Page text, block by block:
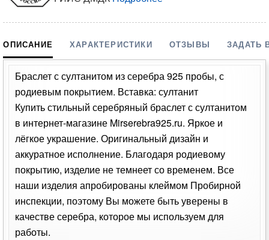
ОПИСАНИЕ ХАРАКТЕРИСТИКИ ОТЗЫВЫ ЗАДАТЬ
Браслет с султанитом из серебра 925 пробы, с
родиевым покрытием. Вставка: султанит
Купить стильный серебряный браслет с султанитом
в интернет-магазине Mirserebra925.ru. Яркое и
лёгкое украшение. Оригинальный дизайн и
аккуратное исполнение. Благодаря родиевому
покрытию, изделие не темнеет со временем. Все
наши изделия апробированы клеймом Пробирной
инспекции, поэтому Вы можете быть уверены в
качестве серебра, которое мы используем для
работы.